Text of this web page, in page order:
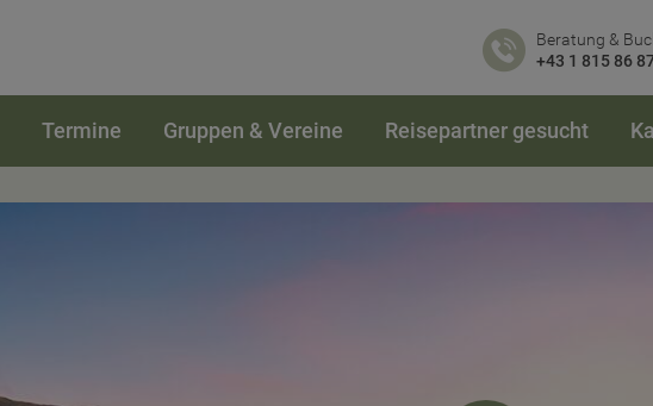
Beratung &
+43 1 815 86
Termine Gruppen & Vereine Reisepartner gesucht